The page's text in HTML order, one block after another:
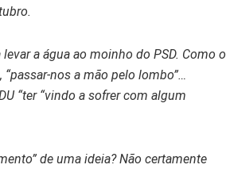
a água ao moinho do PSD. Como o
nos a mão pelo lombo”…
“ter “vindo a sofrer com algum
de uma ideia? Não certamente